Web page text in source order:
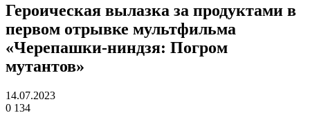
Героическая вылазка за продуктами в
первом отрывке мультфильма
«Черепашки-ниндзя: Погром
мутантов»
14.07.2023
0 134